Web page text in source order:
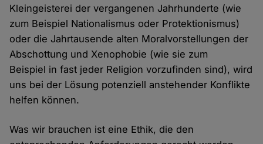
Kleingeisterei der vergangenen Jahrhunderte (wie
zum Beispiel Nationalismus oder Protektionismus)
oder die Jahrtausende alten Moralvorstellungen der
Abschottung und Xenophobie (wie sie zum
Beispiel in fast jeder Religion vorzufinden sind), wird
uns bei der Lösung potenziell anstehender Konflikte
helfen können.
Was wir brauchen ist eine Ethik, die den